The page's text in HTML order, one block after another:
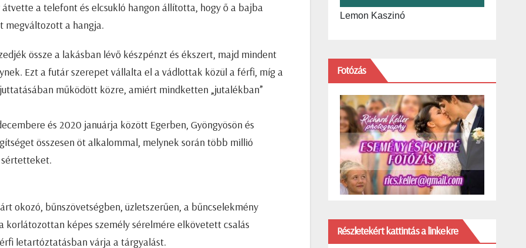
a telefont és elcsukló hangon állította, hogy ő a bajba
megváltozott a hangja.
össze a lakásban lévő készpénzt és ékszert, majd mindent
Ezt a futár szerepet vállalta el a vádlottak közül a férfi, míg a
működött közre, amiért mindketten „jutalékban”
és 2020 januárja között Egerben, Gyöngyösön és
összesen öt alkalommal, melynek során több millió
okozó, bűnszövetségben, üzletszerűen, a bűncselekmény
korlátozottan képes személy sérelmére elkövetett csalás
letartóztatásban várja a tárgyalást.
Lemon Kaszinó
Fotózás
Részletekért kattintás a linkekre